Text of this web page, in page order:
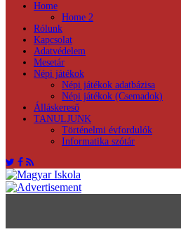
Home
Home 2
Rólunk
Kapcsolat
Adatvédelem
Mesetár
Népi játékok
Népi játékok adatbázisa
Népi játékok (Csemadok)
Álláskereső
TANULJUNK
Történelmi évfordulók
Informatika szótár